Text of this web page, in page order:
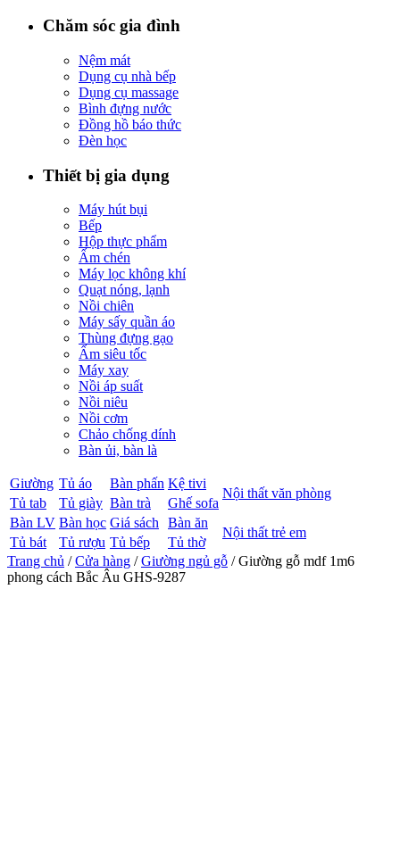
Chăm sóc gia đình
Nệm mát
Dụng cụ nhà bếp
Dụng cụ massage
Bình đựng nước
Đồng hồ báo thức
Đèn học
Thiết bị gia dụng
Máy hút bụi
Bếp
Hộp thực phẩm
Ấm chén
Máy lọc không khí
Quạt nóng, lạnh
Nồi chiên
Máy sấy quần áo
Thùng đựng gạo
Ấm siêu tốc
Máy xay
Nồi áp suất
Nồi niêu
Nồi cơm
Chảo chống dính
Bàn ủi, bàn là
Giường Tủ áo Bàn phấn Kệ tivi
Nội thất văn phòng
Tủ tab Tủ giày Bàn trà
Ghế sofa
Bàn LV Bàn học Giá sách Bàn ăn
Nội thất trẻ em
Tủ bát Tủ rượu Tủ bếp
Tủ thờ
Trang chủ /Cửa hàng /Giường ngủ gỗ / Giường gỗ mdf 1m6
phong cách Bắc Âu GHS-9287